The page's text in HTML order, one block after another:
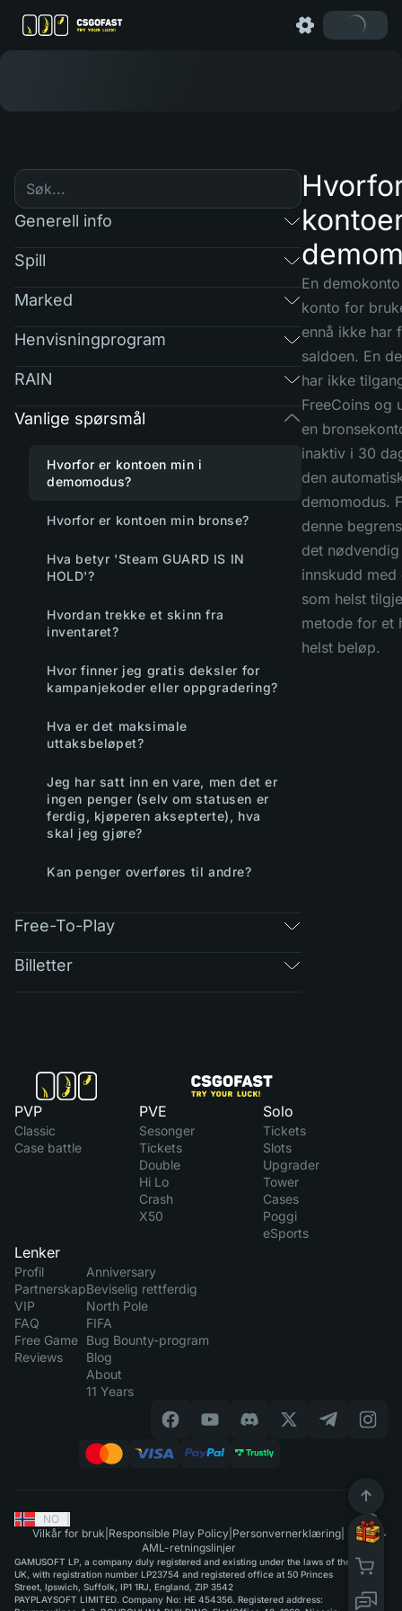
Generell info
Spill
Marked
Henvisningprogram
RAIN
Vanlige spørsmål
Hvorfor er kontoen min i
demomodus?
Hvorfor er kontoen min bronse?
Hva betyr 'Steam GUARD IS IN
HOLD'?
Hvordan trekke et skinn fra
inventaret?
Hvor finner jeg gratis deksler for
kampanjekoder eller oppgradering?
Hva er det maksimale
uttaksbeløpet?
Jeg har satt inn en vare, men det er
ingen penger (selv om statusen er
ferdig, kjøperen aksepterte), hva
skal jeg gjøre?
Kan penger overføres til andre?
Free-To-Play
Billetter
En
konto for
ennå ikke har
saldoen. En
har ikke
FreeCoins og
en
inaktiv i 30
den
demomodus.
denne
det
innskudd med
som helst
metode for et
helst beløp.
PVP
Classic
Case battle
PVE
Sesonger
Tickets
Double
Hi Lo
Crash
X50
Solo
Tickets
Slots
Upgrader
Tower
Cases
Poggi
eSports
Lenker
Profil
Partnerskap
VIP
FAQ
Free Game
Reviews
Anniversary
Beviselig rettferdig
North Pole
FIFA
Bug Bounty-program
Blog
About
11 Years
NO
Vilkår for bruk Responsible Play Policy Personvernerklæring
AML-retningslinjer
GAMUSOFT LP, a company duly registered and existing under the laws of the
UK, with registration number LP23754 and registered office at 50 Princes
Street, Ipswich, Suffolk, IP1 1RJ, England, ZIP 3542
PAYPLAYSOFT LIMITED. Company No: HE 454356. Registered address: